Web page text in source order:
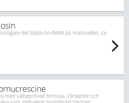
det bästa hovfettet på marknaden, ca
med välbeprövad formula. Vårdande och